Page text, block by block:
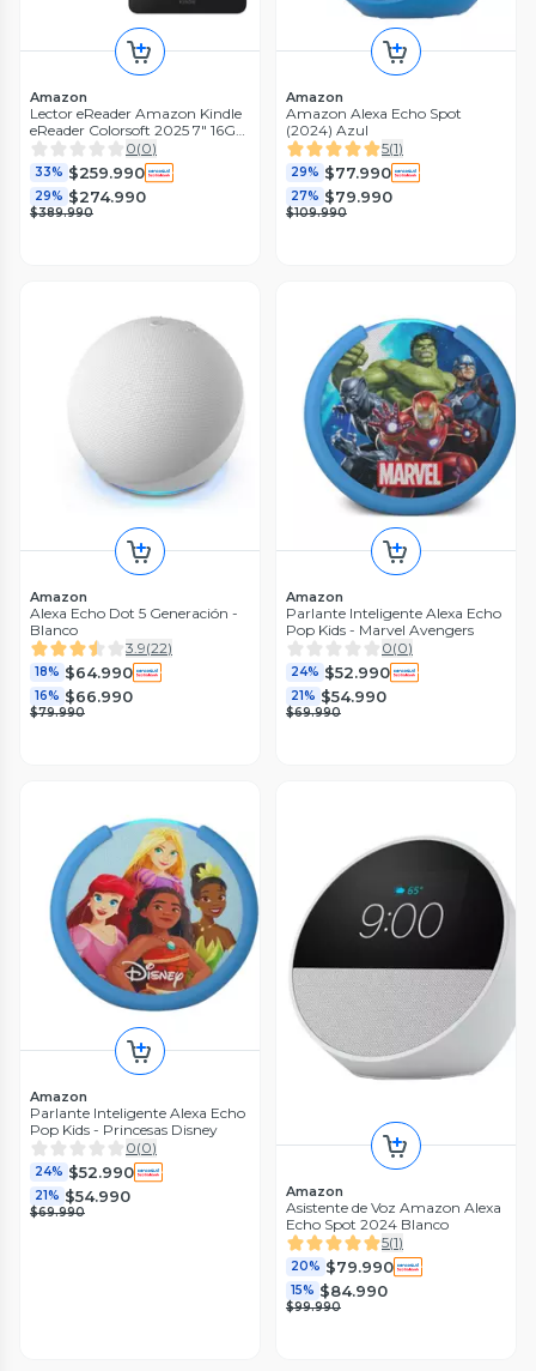
Amazon
Lector eReader Amazon Kindle
eReader Colorsoft 2025 7" 16GB
Negro
0(0)
33% $259.990
29% $274.990
$389.990
Amazon
Amazon Alexa Echo Spot
(2024) Azul
5(1)
29% $77.990
27% $79.990
$109.990
Amazon
Alexa Echo Dot 5 Generación -
Blanco
3.9(22)
18% $64.990
16% $66.990
$79.990
Amazon
Parlante Inteligente Alexa Echo
Pop Kids - Marvel Avengers
0(0)
24% $52.990
21% $54.990
$69.990
Amazon
Parlante Inteligente Alexa Echo
Pop Kids - Princesas Disney
0(0)
24% $52.990
21% $54.990
$69.990
Amazon
Asistente de Voz Amazon Alexa
Echo Spot 2024 Blanco
5(1)
20% $79.990
15% $84.990
$99.990